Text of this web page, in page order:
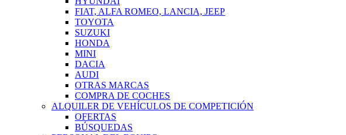
FIAT, ALFA ROMEO, LANCIA, JEEP
TOYOTA
SUZUKI
HONDA
MINI
DACIA
AUDI
OTRAS MARCAS
COMPRA DE COCHES
ALQUILER DE VEHÍCULOS DE COMPETICIÓN
OFERTAS
BÚSQUEDAS